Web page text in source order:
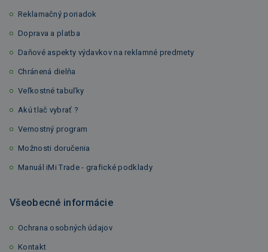
Reklamačný poriadok
Doprava a platba
Daňové aspekty výdavkov na reklamné predmety
Chránená dielňa
Veľkostné tabuľky
Akú tlač vybrať ?
Vernostný program
Možnosti doručenia
Manuál iMi Trade - grafické podklady
Všeobecné informácie
Ochrana osobných údajov
Kontakt